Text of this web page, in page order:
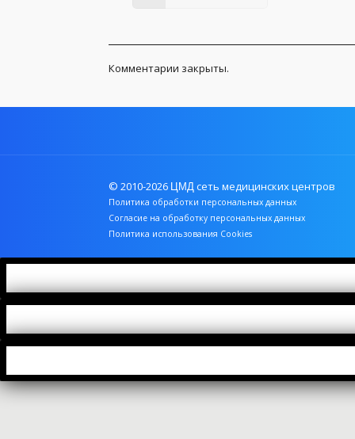
Комментарии закрыты.
© 2010-2026 ЦМД сеть медицинских центров
Политика обработки персональных данных
Согласие на обработку персональных данных
Политика использования Cookies